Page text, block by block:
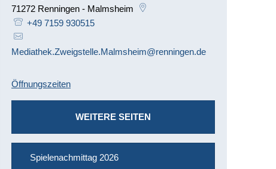
71272 Renningen - Malmsheim
+49 7159 930515
Mediathek.Zweigstelle.Malmsheim@renningen.de
Öffnungszeiten
WEITERE SEITEN
Spielenachmittag 2026